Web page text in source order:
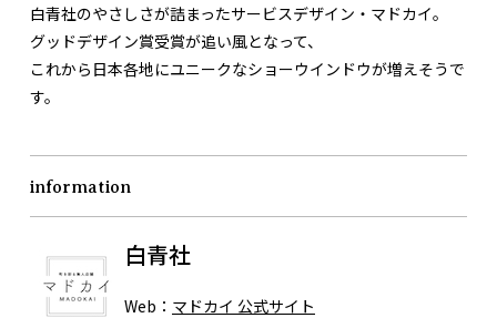
白青社のやさしさが詰まったサービスデザイン・マドカイ。
グッドデザイン賞受賞が追い風となって、
これから日本各地にユニークなショーウインドウが増えそうで
す。
information
白青社
Web： マドカイ 公式サイト